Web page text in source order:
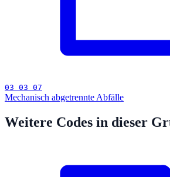
03 03 07
Mechanisch abgetrennte Abfälle
Weitere Codes in dieser